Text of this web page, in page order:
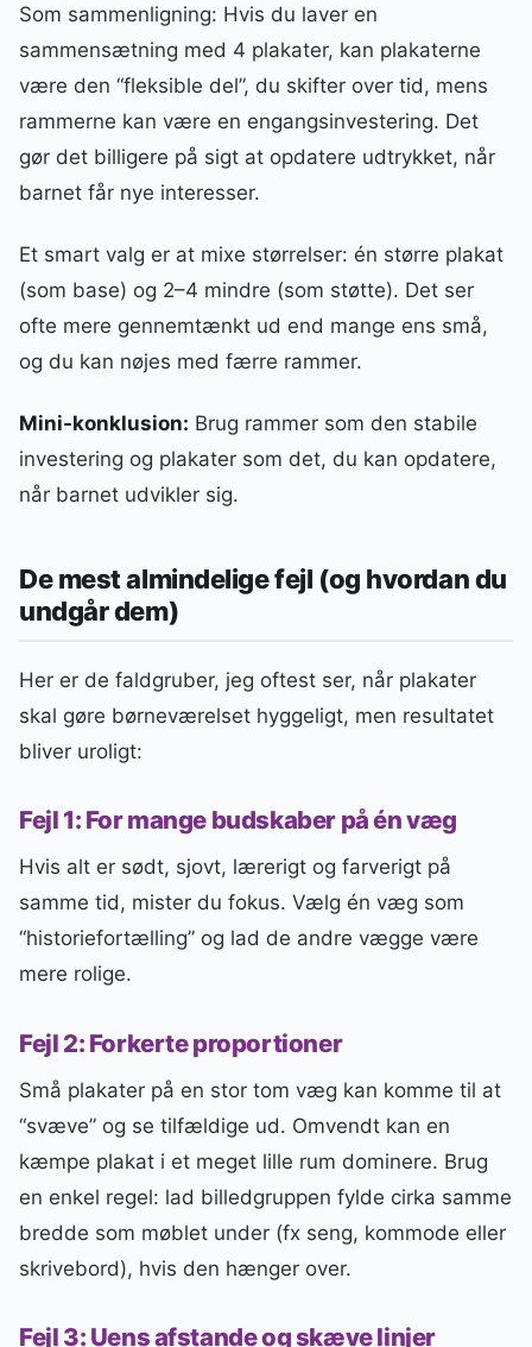
Som sammenligning: Hvis du laver en
sammensætning med 4 plakater, kan plakaterne
være den “fleksible del”, du skifter over tid, mens
rammerne kan være en engangsinvestering. Det
gør det billigere på sigt at opdatere udtrykket, når
barnet får nye interesser.
Et smart valg er at mixe størrelser: én større plakat
(som base) og 2–4 mindre (som støtte). Det ser
ofte mere gennemtænkt ud end mange ens små,
og du kan nøjes med færre rammer.
Mini-konklusion: Brug rammer som den stabile
investering og plakater som det, du kan opdatere,
når barnet udvikler sig.
De mest almindelige fejl (og hvordan du
undgår dem)
Her er de faldgruber, jeg oftest ser, når plakater
skal gøre børneværelset hyggeligt, men resultatet
bliver uroligt:
Fejl 1: For mange budskaber på én væg
Hvis alt er sødt, sjovt, lærerigt og farverigt på
samme tid, mister du fokus. Vælg én væg som
“historiefortælling” og lad de andre vægge være
mere rolige.
Fejl 2: Forkerte proportioner
Små plakater på en stor tom væg kan komme til at
“svæve” og se tilfældige ud. Omvendt kan en
kæmpe plakat i et meget lille rum dominere. Brug
en enkel regel: lad billedgruppen fylde cirka samme
bredde som møblet under (fx seng, kommode eller
skrivebord), hvis den hænger over.
Fejl 3: Uens afstande og skæve linjer